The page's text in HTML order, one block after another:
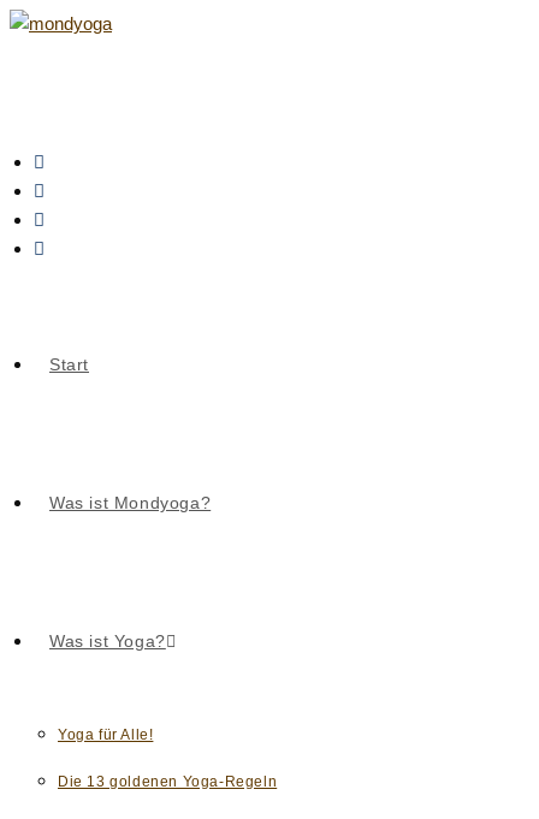
Zum
Start
Was ist Mondyoga?
Was ist Yoga?
Yoga für Alle!
Die 13 goldenen Yoga-Regeln